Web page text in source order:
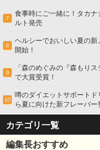
7
食事時にご一緒に！タカ
ルト発売
8
ヘルシーでおいしい夏の
開始！
9
「森のめぐみの『森もり
で大賞受賞！
10
噂のダイエットサポート
ら夏に向けた新フレーバー
カテゴリ一覧
編集長おすすめ